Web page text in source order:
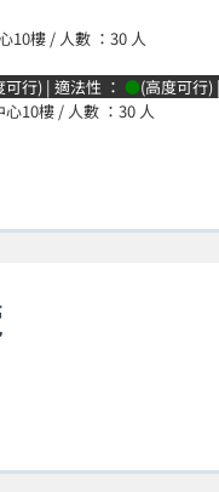
10樓 / 人數 ：30 人
可行) | 適法性 ： ●(高度可行
10樓 / 人數 ：30 人